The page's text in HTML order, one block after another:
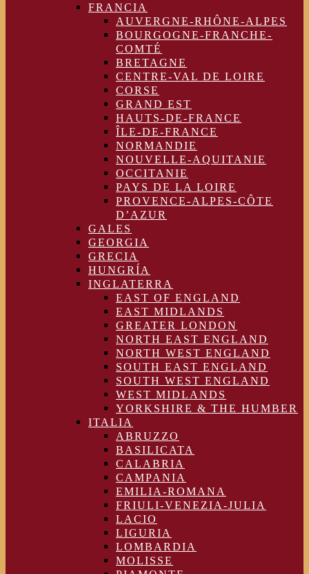
FRANCIA
AUVERGNE-RHÔNE-ALPES
BOURGOGNE-FRANCHE-
COMTÉ
BRETAGNE
CENTRE-VAL DE LOIRE
CORSE
GRAND EST
HAUTS-DE-FRANCE
ÎLE-DE-FRANCE
NORMANDIE
NOUVELLE-AQUITANIE
OCCITANIE
PAYS DE LA LOIRE
PROVENCE-ALPES-CÔTE
D’AZUR
GALES
GEORGIA
GRECIA
HUNGRÍA
INGLATERRA
EAST OF ENGLAND
EAST MIDLANDS
GREATER LONDON
NORTH EAST ENGLAND
NORTH WEST ENGLAND
SOUTH EAST ENGLAND
SOUTH WEST ENGLAND
WEST MIDLANDS
YORKSHIRE & THE HUMBER
ITALIA
ABRUZZO
BASILICATA
CALABRIA
CAMPANIA
EMILIA-ROMANA
FRIULI-VENEZIA-JULIA
LACIO
LIGURIA
LOMBARDIA
MOLISSE